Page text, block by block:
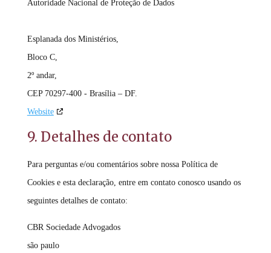
Autoridade Nacional de Proteção de Dados
Esplanada dos Ministérios,
Bloco C,
2º andar,
CEP 70297-400 - Brasília – DF.
Website
9. Detalhes de contato
Para perguntas e/ou comentários sobre nossa Política de
Cookies e esta declaração, entre em contato conosco usando os
seguintes detalhes de contato:
CBR Sociedade Advogados
são paulo